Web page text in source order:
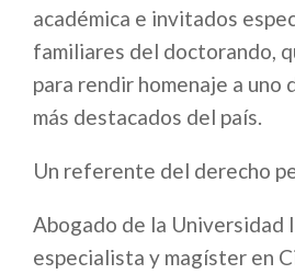
académica e invitados
familiares del doctorando,
para rendir homenaje a uno
más destacados del país.
Un referente del derecho
Abogado de la Universidad
especialista y magíster en